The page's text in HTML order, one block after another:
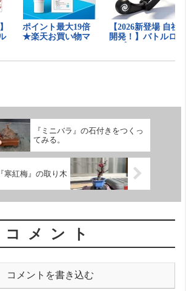
『ミニバラ』の石付きをつくっ
てみる。
『寒紅梅』の取り木
コメント
コメントを書き込む